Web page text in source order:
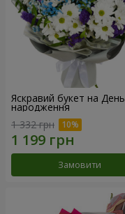
Яскравий букет на День
народження
1 332 грн
Замовити